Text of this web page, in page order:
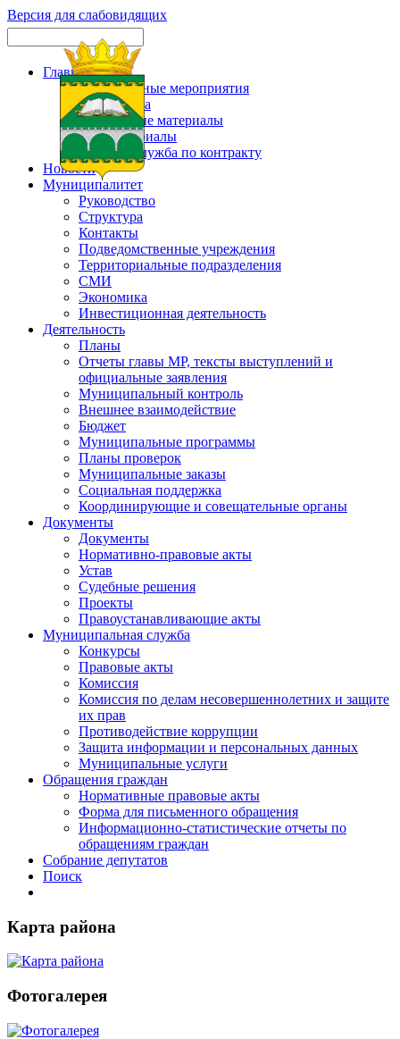
Версия для слабовидящих
Главная
Официальные мероприятия
Карта сайта
Актуальные материалы
Фотоматериалы
Военная служба по контракту
Новости
Муниципалитет
Руководство
Структура
Контакты
Подведомственные учреждения
Территориальные подразделения
СМИ
Экономика
Инвестиционная деятельность
Деятельность
Планы
Отчеты главы МР, тексты выступлений и
официальные заявления
Муниципальный контроль
Внешнее взаимодействие
Бюджет
Муниципальные программы
Планы проверок
Муниципальные заказы
Социальная поддержка
Координирующие и совещательные органы
Документы
Документы
Нормативно-правовые акты
Устав
Судебные решения
Проекты
Правоустанавливающие акты
Муниципальная служба
Конкурсы
Правовые акты
Комиссия
Комиссия по делам несовершеннолетних и защите
их прав
Противодействие коррупции
Защита информации и персональных данных
Муниципальные услуги
Обращения граждан
Нормативные правовые акты
Форма для письменного обращения
Информационно-статистические отчеты по
обращениям граждан
Собрание депутатов
Поиск
Карта района
Фотогалерея